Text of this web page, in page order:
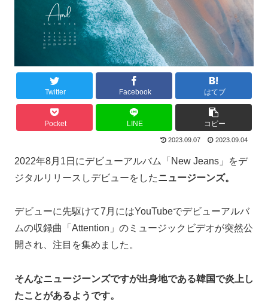
Twitter Facebook はてブ
Pocket LINE コピー
2023.09.07 2023.09.04
2022年8月1日にデビューアルバム「New Jeans」をデ
ジタルリリースしデビューをしたニュージーンズ。
デビューに先駆けて7月にはYouTubeでデビューアルバ
ムの収録曲「Attention」のミュージックビデオが突然公
開され、注目を集めました。
そんなニュージーンズですが出身地である韓国で炎上し
たことがあるようです。